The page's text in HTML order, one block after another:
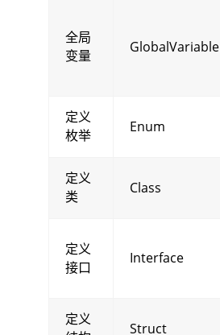
全局
变量
GlobalVariable
定义
枚举
Enum
定义
类
Class
定义
接口
Interface
定义
Struct